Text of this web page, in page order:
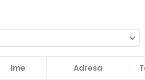
Ime Adresa